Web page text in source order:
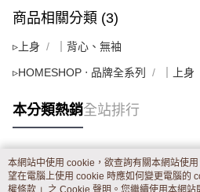
商品相關分類 (3)
▹上身 ｜背心、無袖
▹HOMESHOP ‧ 品牌全系列 ｜上身
本分類熱銷全站排行
熱門標籤
本網站中使用 cookie，欲查詢有關本網站使
望在電腦上使用 cookie 時應如何變更電腦的
權條款 」之 Cookie 聲明。您繼續使用本網站